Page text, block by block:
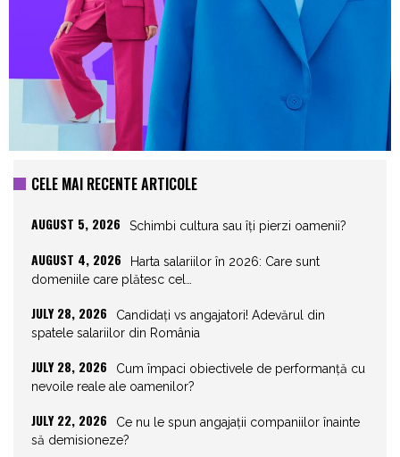
CELE MAI RECENTE ARTICOLE
AUGUST 5, 2026 Schimbi cultura sau îți pierzi oamenii?
AUGUST 4, 2026
Harta salariilor în 2026: Care sunt
domeniile care plătesc cel…
JULY 28, 2026
Candidați vs angajatori! Adevărul din
spatele salariilor din România
JULY 28, 2026
Cum împaci obiectivele de performanță cu
nevoile reale ale oamenilor?
JULY 22, 2026
Ce nu le spun angajații companiilor înainte
să demisioneze?